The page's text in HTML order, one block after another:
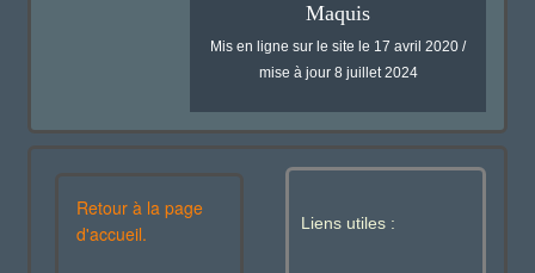
Maquis
Mis en ligne sur le site le 17 avril 2020 /
mise à jour 8 juillet 2024
Retour à la page
d'accueil.
Liens utiles :